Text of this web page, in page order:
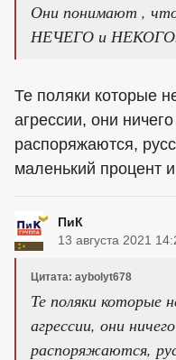
Они понимают ,
НЕЧЕГО и
Те поляки которые
агрессии, они
распоряжаются,
маленький процент
ПиК
13 августа 2021
Цитата: aybolyt678
Те поляки которые
агрессии, они
распоряжаются,